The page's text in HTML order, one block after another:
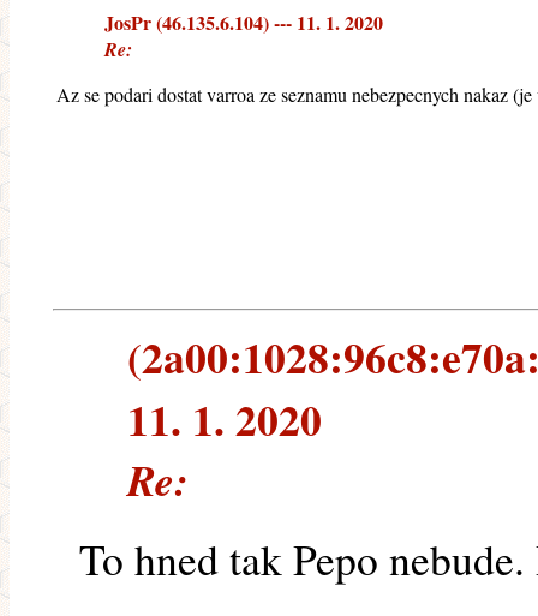
JosPr (46.135.6.104) --- 11. 1. 2020
Re:
Az se podari dostat varroa ze seznamu nebezpecnych nakaz
11. 1. 2020
Re:
To hned tak Pepo